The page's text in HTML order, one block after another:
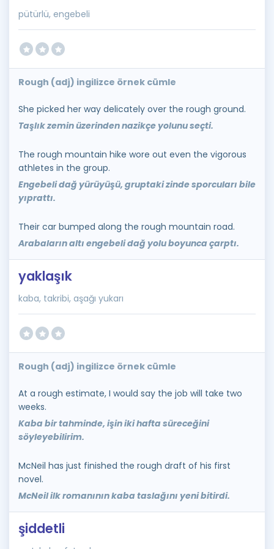
pütürlü, engebeli
Rough (adj) ingilizce örnek cümle
She picked her way delicately over the rough ground.
Taşlık zemin üzerinden nazikçe yolunu seçti.
The rough mountain hike wore out even the vigorous
athletes in the group.
Engebeli dağ yürüyüşü, gruptaki zinde sporcuları bile
yıprattı.
Their car bumped along the rough mountain road.
Arabaların altı engebeli dağ yolu boyunca çarptı.
yaklaşık
kaba, takribi, aşağı yukarı
Rough (adj) ingilizce örnek cümle
At a rough estimate, I would say the job will take two
weeks.
Kaba bir tahminde, işin iki hafta süreceğini
söyleyebilirim.
McNeil has just finished the rough draft of his first
novel.
McNeil ilk romanının kaba taslağını yeni bitirdi.
şiddetli